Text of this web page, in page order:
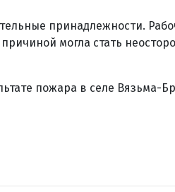
принадлежности.
могла стать
пожара в селе Вязьма-